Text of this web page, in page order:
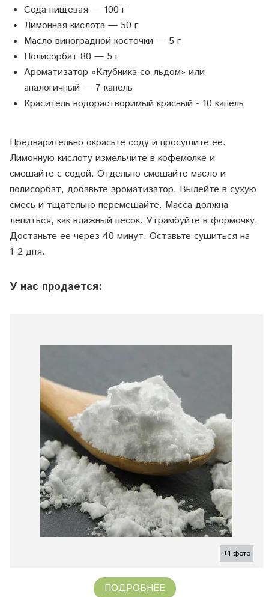
Сода пищевая — 100 г
Лимонная кислота — 50 г
Масло виноградной косточки — 5 г
Полисорбат 80 — 5 г
Ароматизатор «Клубника со льдом» или
аналогичный — 7 капель
Краситель водорастворимый красный - 10 капель
Предварительно окрасьте соду и просушите ее.
Лимонную кислоту измельчите в кофемолке и
смешайте с содой. Отдельно смешайте масло и
полисорбат, добавьте ароматизатор. Вылейте в сухую
смесь и тщательно перемешайте. Масса должна
лепиться, как влажный песок. Утрамбуйте в формочку.
Достаньте ее через 40 минут. Оставьте сушиться на
1-2 дня.
У нас продается:
+1 фото
ПОДРОБНЕЕ